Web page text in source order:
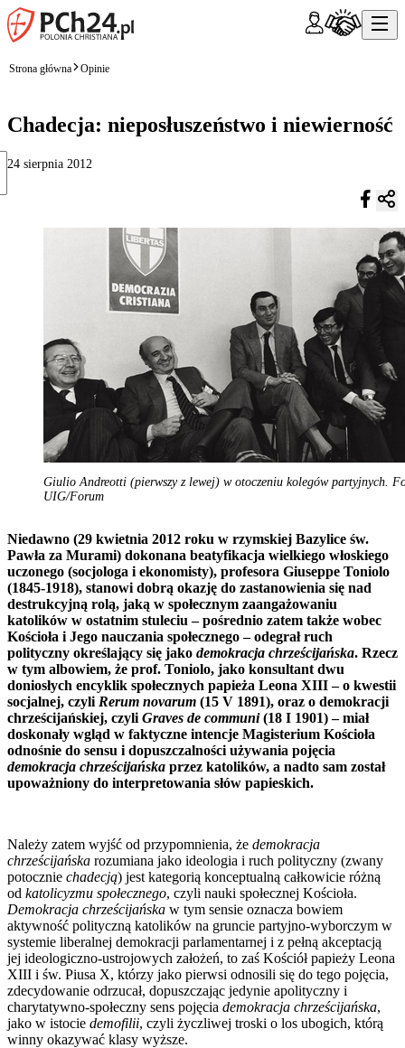
Strona główna Opinie
Chadecja: nieposłuszeństwo i niewierność
24 sierpnia 2012
Giulio Andreotti (pierwszy z lewej) w otoczeniu kolegów partyjnych.
UIG/Forum
Niedawno (29 kwietnia 2012 roku w rzymskiej Bazylice św.
Pawła za Murami) dokonana beatyfikacja wielkiego włoskiego
uczonego (socjologa i ekonomisty), profesora Giuseppe Toniolo
(1845-1918), stanowi dobrą okazję do zastanowienia się nad
destrukcyjną rolą, jaką w społecznym zaangażowaniu
katolików w ostatnim stuleciu – pośrednio zatem także wobec
Kościoła i Jego nauczania społecznego – odegrał ruch
polityczny określający się jako demokracja chrześcijańska. Rzecz
w tym albowiem, że prof. Toniolo, jako konsultant dwu
doniosłych encyklik społecznych papieża Leona XIII – o kwestii
socjalnej, czyli Rerum novarum (15 V 1891), oraz o demokracji
chrześcijańskiej, czyli Graves de communi(18 I 1901) – miał
doskonały wgląd w faktyczne intencje Magisterium Kościoła
odnośnie do sensu i dopuszczalności używania pojęcia
demokracja chrześcijańska przez katolików, a nadto sam został
upoważniony do interpretowania słów papieskich.
Należy zatem wyjść od przypomnienia, że demokracja
chrześcijańska rozumiana jako ideologia i ruch polityczny (zwany
potocznie chadecją) jest kategorią konceptualną całkowicie różną
od katolicyzmu społecznego, czyli nauki społecznej Kościoła.
Demokracja chrześcijańska w tym sensie oznacza bowiem
aktywność polityczną katolików na gruncie partyjno-wyborczym w
systemie liberalnej demokracji parlamentarnej i z pełną akceptacją
jej ideologiczno-ustrojowych założeń, to zaś Kościół papieży Leona
XIII i św. Piusa X, którzy jako pierwsi odnosili się do tego pojęcia,
zdecydowanie odrzucał, dopuszczając jedynie apolityczny i
charytatywno-społeczny sens pojęcia demokracja chrześcijańska,
jako w istocie demofilii, czyli życzliwej troski o los ubogich, którą
winny okazywać klasy wyższe.